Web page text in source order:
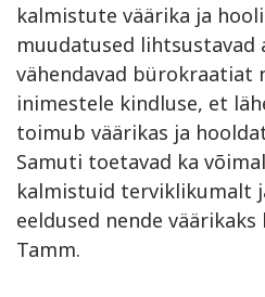
kalmistute väärika ja
muudatused lihtsustavad
vähendavad bürokraatiat
inimestele kindluse, et
toimub väärikas ja
Samuti toetavad ka
kalmistuid terviklikumalt
eeldused nende väärikaks
Tamm.